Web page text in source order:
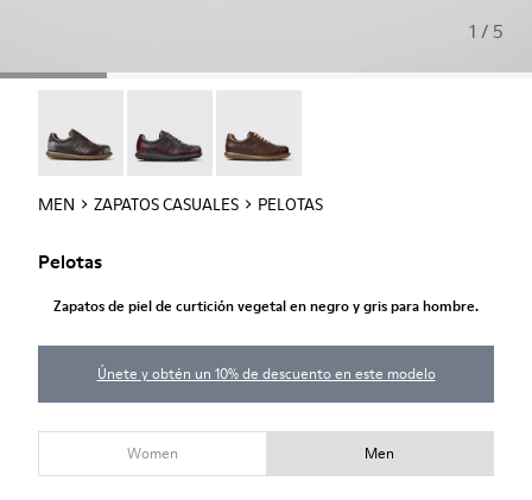
1 / 5
MEN ZAPATOS CASUALES PELOTAS
Pelotas
Zapatos de piel de curtición vegetal en negro y gris para hombre.
Únete y obtén un 10% de descuento en este modelo
Women Men